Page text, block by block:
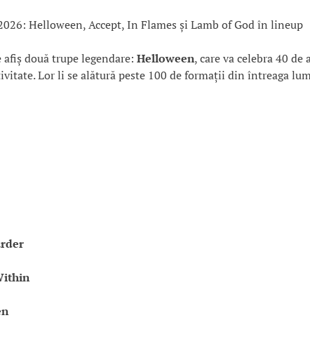
două trupe legendare: Helloween, care va celebra 40 de
Lor li se alătură peste 100 de formații din întreaga